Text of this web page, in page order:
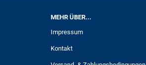
MEHR ÜBER...
Impressum
Kontakt